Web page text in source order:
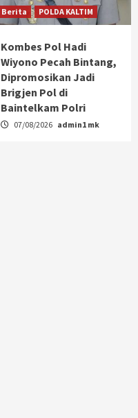
Berita POLDA KALTIM
Kombes Pol Hadi
Wiyono Pecah Bintang,
Dipromosikan Jadi
Brigjen Pol di
Baintelkam Polri
07/08/2026 admin1 mk